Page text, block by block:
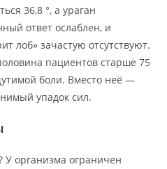
36,8 °, а ураган
ответ ослаблен, и
лоб» зачастую отсутствуют.
пациентов старше 75
боли. Вместо неё —
упадок сил.
У организма ограничен